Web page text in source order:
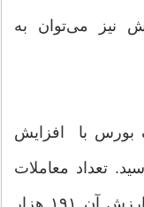
نیز می‌توان به
بورس با افزایش
و ۲۹۹ واحد رسید. تعداد معاملات
امروز فرابورس ۴۴۱ هزار فقره و ارزش آن ۱۹۱ هزار